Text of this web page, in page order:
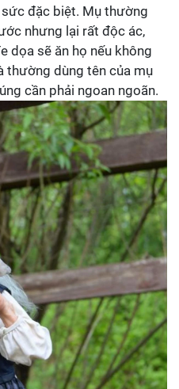
đặc biệt. Mụ thường
nhưng lại rất độc ác,
dọa sẽ ăn họ nếu không
thường dùng tên của mụ
cần phải ngoan ngoãn.